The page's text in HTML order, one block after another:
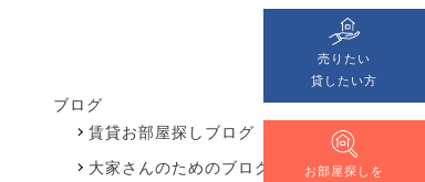
売りたい
貸したい方
お部屋探しを
ブログ
賃貸お部屋探しブログ
大家さんのためのブログ